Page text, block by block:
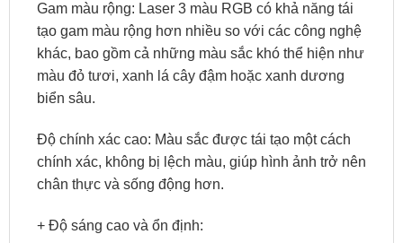
Gam màu rộng: Laser 3 màu RGB có khả năng tái
tạo gam màu rộng hơn nhiều so với các công nghệ
khác, bao gồm cả những màu sắc khó thể hiện như
màu đỏ tươi, xanh lá cây đậm hoặc xanh dương
biển sâu.
Độ chính xác cao: Màu sắc được tái tạo một cách
chính xác, không bị lệch màu, giúp hình ảnh trở nên
chân thực và sống động hơn.
+ Độ sáng cao và ổn định: